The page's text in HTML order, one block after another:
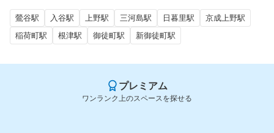
鶯谷駅 入谷駅 上野駅 三河島駅 日暮里駅
京成上野駅
稲荷町駅
根津駅 御徒町駅 新御徒町駅
プレミアム
ワンランク上のスペースを探せる